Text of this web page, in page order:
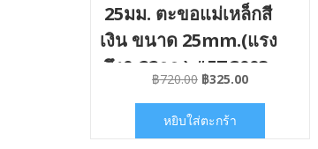
25มม. ตะขอแม่เหล็กสี
เงิน ขนาด 25mm.(แรง
ดึง0-22กก.) #ETC003-
025×06
฿720.00 Original
was:
฿325.00Current
หยิบใส่ตะกร้า